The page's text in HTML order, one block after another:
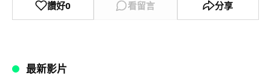
讚好0 看留言 分享
最新影片